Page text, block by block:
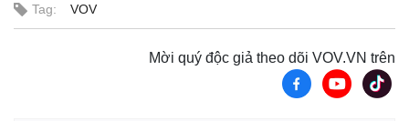
Tag: VOV
Mời quý độc giả theo dõi VOV.VN trên